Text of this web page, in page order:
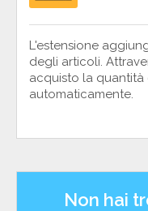
L'estensione
degli articoli.
acquisto la quantità
automaticamente.
Non hai